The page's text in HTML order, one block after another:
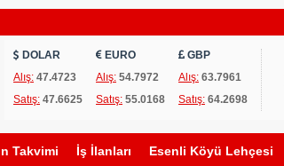
DOLAR
Alış: 47.4723
Satış: 47.6625
EURO
Alış:54.7972
Satış:55.0168
GBP
Alış:63.7961
Satış:64.2698
Takvimi İş İlanları Esenli Köyü Lehçesi